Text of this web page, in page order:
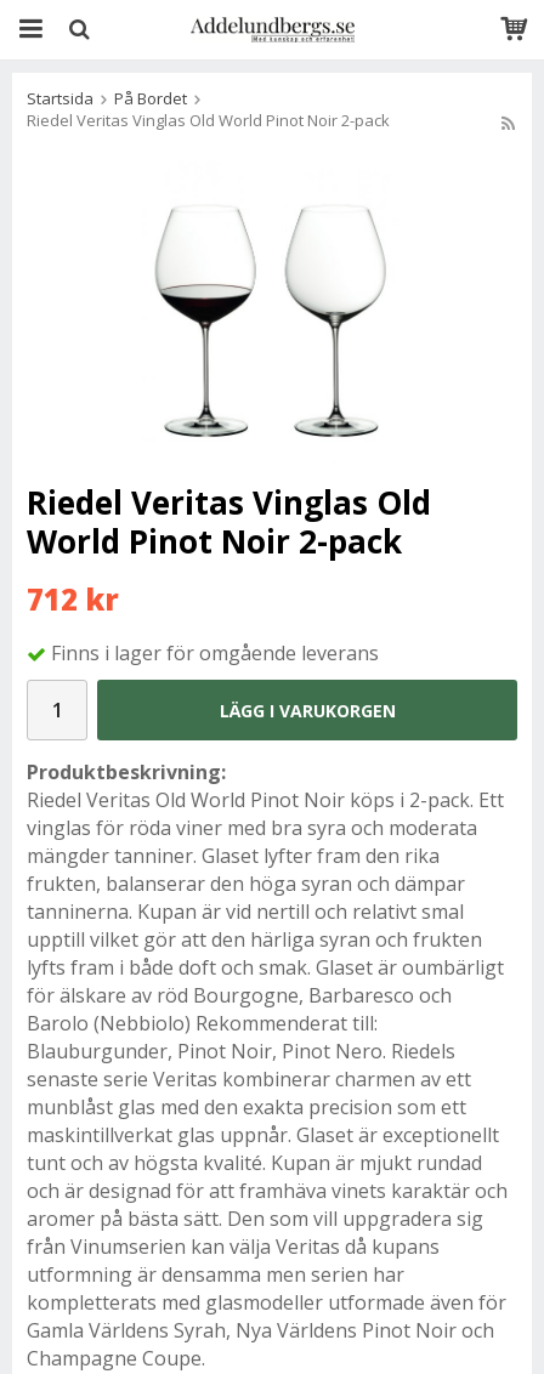
Startsida
På Bordet
Riedel Veritas Vinglas Old World Pinot Noir 2-pack
Riedel Veritas Vinglas Old
World Pinot Noir 2-pack
712 kr
Finns i lager för omgående leverans
LÄGG I VARUKORGEN
Produktbeskrivning:
Riedel Veritas Old World Pinot Noir köps i 2-pack. Ett
vinglas för röda viner med bra syra och moderata
mängder tanniner. Glaset lyfter fram den rika
frukten, balanserar den höga syran och dämpar
tanninerna. Kupan är vid nertill och relativt smal
upptill vilket gör att den härliga syran och frukten
lyfts fram i både doft och smak. Glaset är oumbärligt
för älskare av röd Bourgogne, Barbaresco och
Barolo (Nebbiolo) Rekommenderat till:
Blauburgunder, Pinot Noir, Pinot Nero. Riedels
senaste serie Veritas kombinerar charmen av ett
munblåst glas med den exakta precision som ett
maskintillverkat glas uppnår. Glaset är exceptionellt
tunt och av högsta kvalité. Kupan är mjukt rundad
och är designad för att framhäva vinets karaktär och
aromer på bästa sätt. Den som vill uppgradera sig
från Vinumserien kan välja Veritas då kupans
utformning är densamma men serien har
kompletterats med glasmodeller utformade även för
Gamla Världens Syrah, Nya Världens Pinot Noir och
Champagne Coupe.